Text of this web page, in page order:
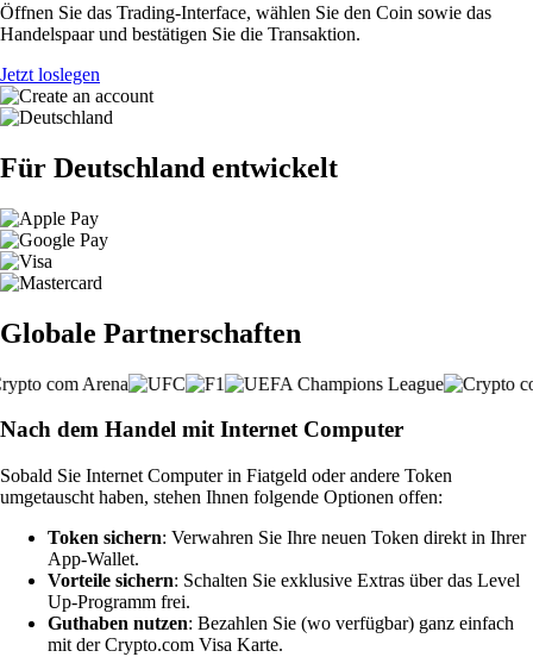
Öffnen Sie das Trading-Interface, wählen Sie den Coin sowie das
Handelspaar und bestätigen Sie die Transaktion.
Jetzt loslegen
Für Deutschland entwickelt
Globale Partnerschaften
Nach dem Handel mit Internet Computer
Sobald Sie Internet Computer in Fiatgeld oder andere Token
umgetauscht haben, stehen Ihnen folgende Optionen offen:
Token sichern: Verwahren Sie Ihre neuen Token direkt in Ihrer
App-Wallet.
Vorteile sichern: Schalten Sie exklusive Extras über das Level
Up-Programm frei.
Guthaben nutzen: Bezahlen Sie (wo verfügbar) ganz einfach
mit der Crypto.com Visa Karte.